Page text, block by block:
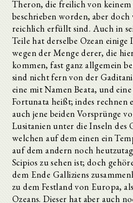
Theron, die freilich von
beschrieben worden, aber
reichlich erfüllt sind. Auch in
Teile hat derselbe Ozean einige
wegen der Menge derer, die
kommen, fast ganz allgemein
sind nicht fern von der
eine mit Namen Beata, und
Fortunata heißt; indes rechnen
auch jene beiden Vorsprünge
Lusitanien unter die Inseln des
welchen auf dem einen ein
auf dem andern noch
Scipios zu sehen ist; doch
dem Ende Galliziens
zu dem Festland von Europa,
Ozeans. Dieser hat aber auch